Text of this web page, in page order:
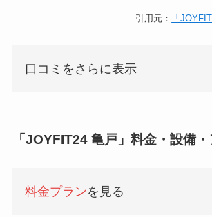
引用元： 「
口コミをさらに表示
「JOYFIT24 亀戸」料金・設備
料金プランを見る